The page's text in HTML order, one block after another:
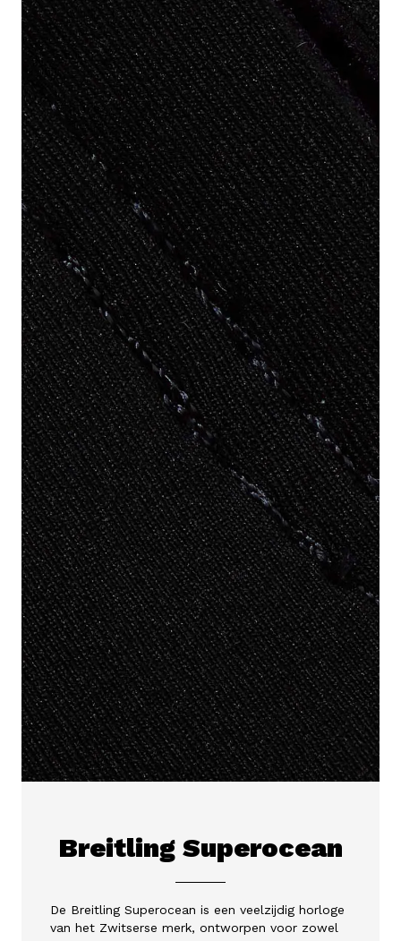
Breitling Superocean
De Breitling Superocean is een veelzijdig horloge
van het Zwitserse merk, ontworpen voor zowel